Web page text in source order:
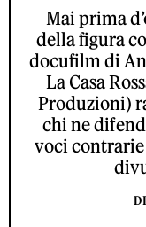
Mai prima
della figura
docufilm di
La Casa
Produzioni)
chi ne
voci